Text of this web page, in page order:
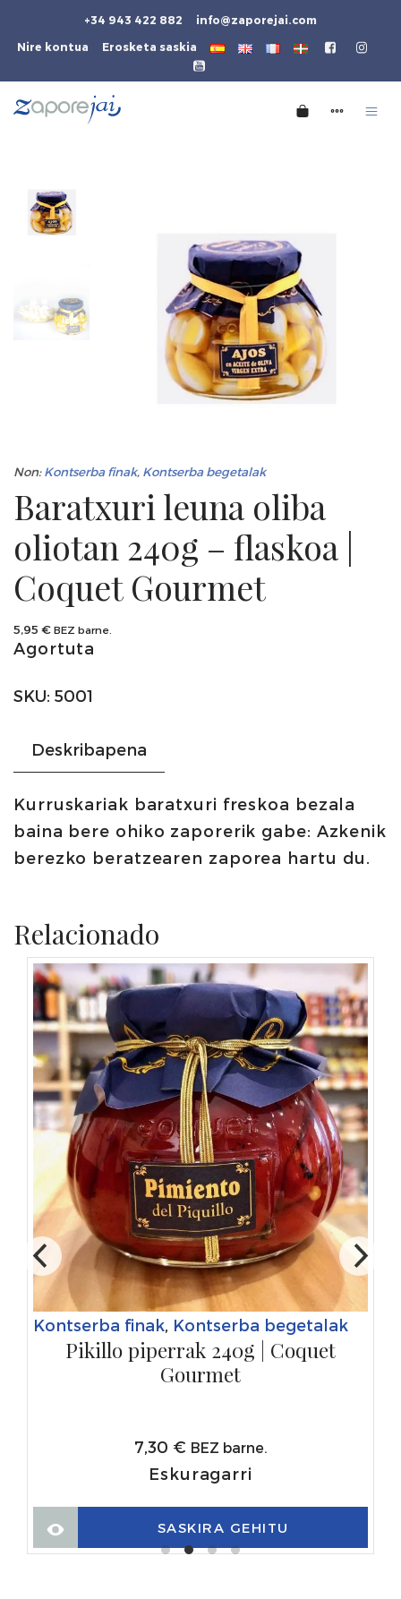
+34 943 422 882 info@zaporejai.com
Nire kontua Erosketa saskia
Non:Kontserba finak, Kontserba begetalak
Baratxuri leuna oliba
oliotan 240g – flaskoa |
Coquet Gourmet
5,95 € BEZ barne.
Agortuta
SKU: 5001
Deskribapena
Kurruskariak baratxuri freskoa bezala
baina bere ohiko zaporerik gabe: Azkenik
berezko beratzearen zaporea hartu du.
Relacionado
Kontserba finak Kontserba begetalak
Pikillo piperrak 240g | Coquet
Gourmet
7,30 € BEZ barne.
Eskuragarri
SASKIRA GEHITU